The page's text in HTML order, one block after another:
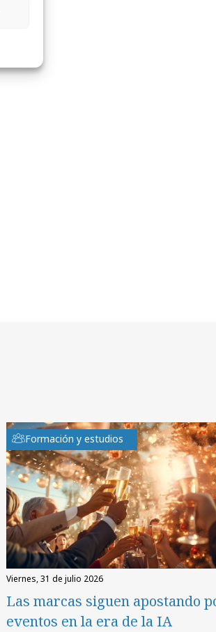
Formación y estudios
viernes, 31 de julio 2026
Las marcas siguen apostando
eventos en la era de la IA